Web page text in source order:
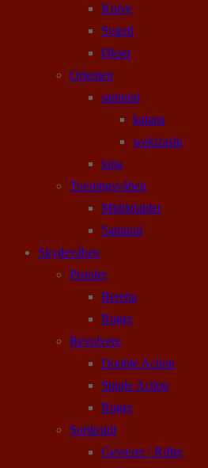
Knive
Sværd
Økser
Orienten
samurai
katana
wakizashi
kina
Træningsvåben
Middelalder
Samurai
Skydevåben
Pistoler
Beretta
Ruger
Revolvere
Double Action
Single Action
Ruger
Sortkrudt
Geværer / Rifler